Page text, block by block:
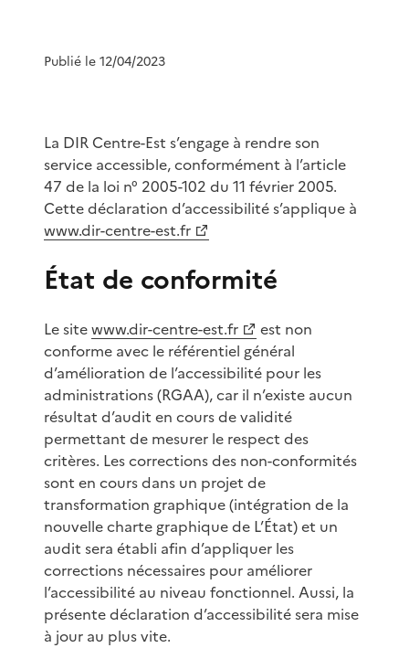
Publié le 12/04/2023
La DIR Centre-Est s’engage à rendre son
service accessible, conformément à l’article
47 de la loi n° 2005-102 du 11 février 2005.
Cette déclaration d’accessibilité s’applique à
www.dir-centre-est.fr
État de conformité
Le sitewww.dir-centre-est.fr
est non
conforme avec le référentiel général
d’amélioration de l’accessibilité pour les
administrations (RGAA), car il n’existe aucun
résultat d’audit en cours de validité
permettant de mesurer le respect des
critères. Les corrections des non-conformités
sont en cours dans un projet de
transformation graphique (intégration de la
nouvelle charte graphique de L’État) et un
audit sera établi afin d’appliquer les
corrections nécessaires pour améliorer
l’accessibilité au niveau fonctionnel. Aussi, la
présente déclaration d’accessibilité sera mise
à jour au plus vite.